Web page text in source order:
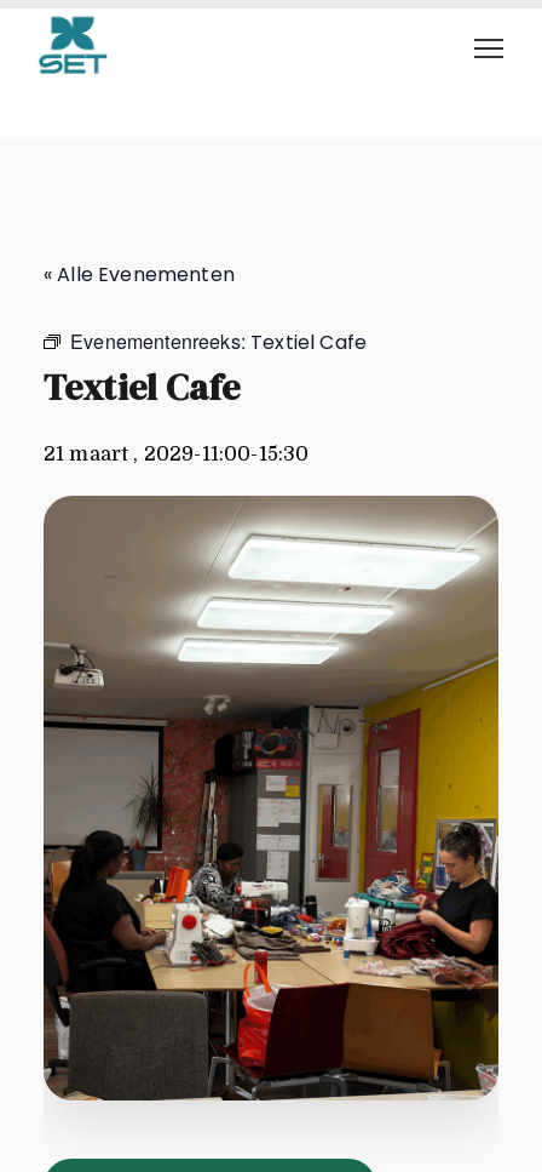
Textiel Cafe
« Alle Evenementen
Evenementenreeks: Textiel Cafe
Textiel Cafe
21 maart , 2029-11:00-15:30